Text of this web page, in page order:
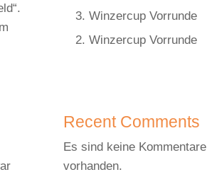
3. Winzercup Vorrunde
2. Winzercup Vorrunde
Recent Comments
Es sind keine Kommentare
vorhanden.